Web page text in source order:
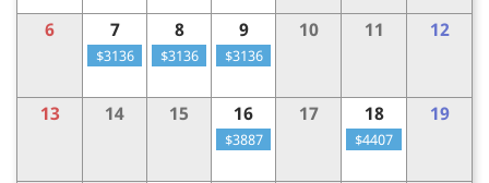
6 7
$3136
8
$3136
9
$3136
10 11 12
13 14 15 16
$3887
17 18
$4407
19